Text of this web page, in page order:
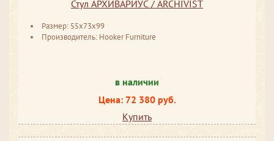
Стул АРХИВАРИУС / ARCHIVIST
Размер: 55x73x99
Производитель: Hooker Furniture
в наличии
Цена: 72 380 руб.
Купить